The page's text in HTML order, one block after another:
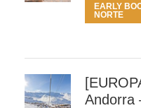
EARLY
NORTE
Andorra